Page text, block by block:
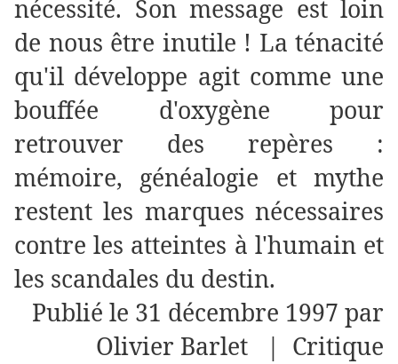
nécessité. Son message est loin
de nous être inutile ! La ténacité
qu'il développe agit comme une
bouffée d'oxygène pour
retrouver des repères :
mémoire, généalogie et mythe
restent les marques nécessaires
contre les atteintes à l'humain et
les scandales du destin.
Publié le 31 décembre 1997 par
Olivier Barlet | Critique